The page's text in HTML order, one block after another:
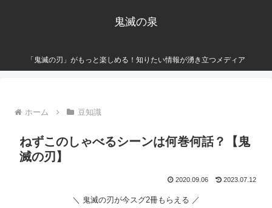
鬼滅の泉
「鬼滅の刃」がもっと楽しめる！知りたい情報が湧き立つメディア
ホーム 豆知識
ねずこのしゃべるシーンは何巻何話？【鬼
滅の刃】
2020.09.06 2023.07.12
＼ 鬼滅の刃が今スグ2冊もらえる ／